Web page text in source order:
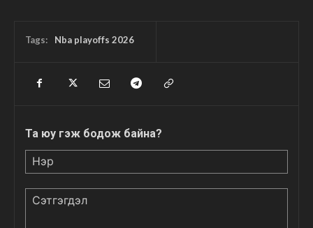
Tags: Nba playoffs 2026
Та юу гэж бодож байна?